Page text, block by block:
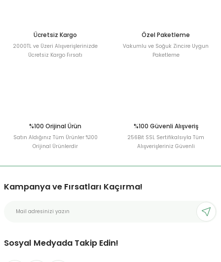
Ücretsiz Kargo
2000TL ve Üzeri Alışverişlerinizde
Ücretsiz Kargo Fırsatı
Özel Paketleme
Vakumlu ve Soğuk Zincire Uygun
Paketleme
%100 Orijinal Ürün
Satın Aldığınız Tüm Ürünler %100
Orijinal Ürünlerdir
%100 Güvenli Alışveriş
256Bit SSL Sertifikalsıyla Tüm
Alışverişleriniz Güvenli
Kampanya ve Fırsatları Kaçırma!
Sosyal Medyada Takip Edin!